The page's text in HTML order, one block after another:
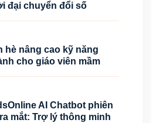
đại chuyển đổi số
hè nâng cao kỹ năng
cho giáo viên mầm
AI Chatbot phiên
mắt: Trợ lý thông minh